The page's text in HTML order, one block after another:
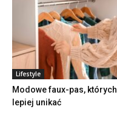
Lifestyle
Modowe faux-pas, których
lepiej unikać